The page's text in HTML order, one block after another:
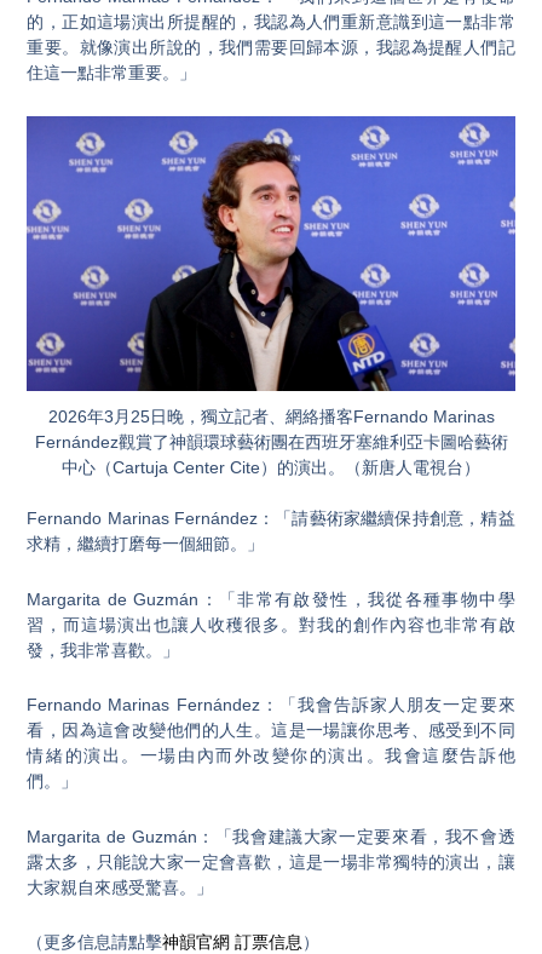
的，正如這場演出所提醒的，我認為人們重新意識到這一點非常
重要。就像演出所說的，我們需要回歸本源，我認為提醒人們記
住這一點非常重要。」
2026年3月25日晚，獨立記者、網絡播客Fernando Marinas
Fernández觀賞了神韻環球藝術團在西班牙塞維利亞卡圖哈藝術
中心（Cartuja Center Cite）的演出。（新唐人電視台）
Fernando Marinas Fernández：「請藝術家繼續保持創意，精益
求精，繼續打磨每一個細節。」
Margarita de Guzmán：「非常有啟發性，我從各種事物中學
習，而這場演出也讓人收穫很多。對我的創作內容也非常有啟
發，我非常喜歡。」
Fernando Marinas Fernández：「我會告訴家人朋友一定要來
看，因為這會改變他們的人生。這是一場讓你思考、感受到不同
情緒的演出。一場由內而外改變你的演出。我會這麼告訴他
們。」
Margarita de Guzmán：「我會建議大家一定要來看，我不會透
露太多，只能說大家一定會喜歡，這是一場非常獨特的演出，讓
大家親自來感受驚喜。」
（更多信息請點擊神韻官網 訂票信息 ）